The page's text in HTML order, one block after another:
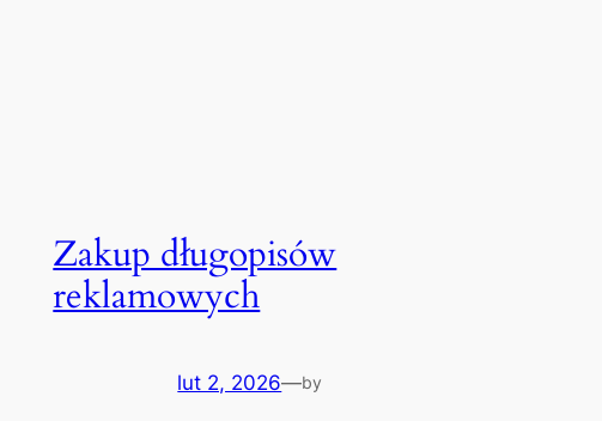
Zakup długopisów
reklamowych
lut 2, 2026—by